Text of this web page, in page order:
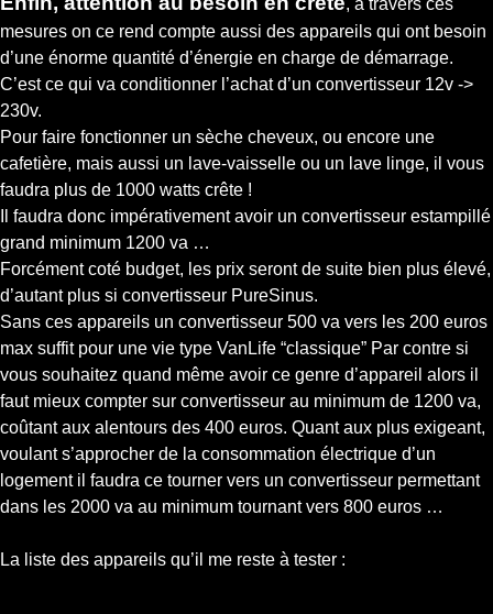
mesures on ce rend compte aussi des appareils qui ont besoin
d’une énorme quantité d’énergie en charge de démarrage.
C’est ce qui va conditionner l’achat d’un convertisseur 12v ->
230v.
Pour faire fonctionner un sèche cheveux, ou encore une
cafetière, mais aussi un lave-vaisselle ou un lave linge, il vous
faudra plus de 1000 watts crête !
Il faudra donc impérativement avoir un convertisseur estampillé
grand minimum 1200 va …
Forcément coté budget, les prix seront de suite bien plus élevé,
d’autant plus si convertisseur PureSinus.
Sans ces appareils un convertisseur 500 va vers les 200 euros
max suffit pour une vie type VanLife “classique” Par contre si
vous souhaitez quand même avoir ce genre d’appareil alors il
faut mieux compter sur convertisseur au minimum de 1200 va,
coûtant aux alentours des 400 euros. Quant aux plus exigeant,
voulant s’approcher de la consommation électrique d’un
logement il faudra ce tourner vers un convertisseur permettant
dans les 2000 va au minimum tournant vers 800 euros …
La liste des appareils qu’il me reste à tester :